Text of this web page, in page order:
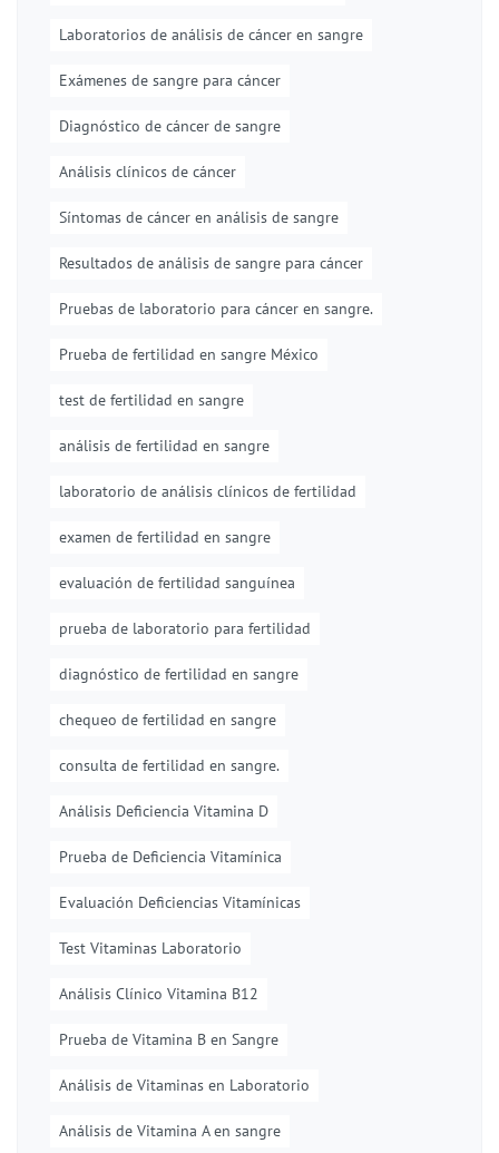
Laboratorios de análisis de cáncer en sangre
Exámenes de sangre para cáncer
Diagnóstico de cáncer de sangre
Análisis clínicos de cáncer
Síntomas de cáncer en análisis de sangre
Resultados de análisis de sangre para cáncer
Pruebas de laboratorio para cáncer en sangre.
Prueba de fertilidad en sangre México
test de fertilidad en sangre
análisis de fertilidad en sangre
laboratorio de análisis clínicos de fertilidad
examen de fertilidad en sangre
evaluación de fertilidad sanguínea
prueba de laboratorio para fertilidad
diagnóstico de fertilidad en sangre
chequeo de fertilidad en sangre
consulta de fertilidad en sangre.
Análisis Deficiencia Vitamina D
Prueba de Deficiencia Vitamínica
Evaluación Deficiencias Vitamínicas
Test Vitaminas Laboratorio
Análisis Clínico Vitamina B12
Prueba de Vitamina B en Sangre
Análisis de Vitaminas en Laboratorio
Análisis de Vitamina A en sangre